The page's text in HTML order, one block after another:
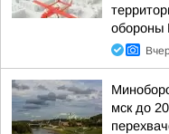
обороны
мск до